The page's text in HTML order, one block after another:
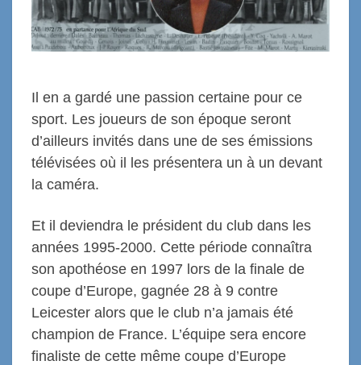
Il en a gardé une passion certaine pour ce
sport. Les joueurs de son époque seront
d’ailleurs invités dans une de ses émissions
télévisées où il les présentera un à un devant
la caméra.
Et il deviendra le président du club dans les
années 1995-2000. Cette période connaîtra
son apothéose en 1997 lors de la finale de
coupe d’Europe, gagnée 28 à 9 contre
Leicester alors que le club n’a jamais été
champion de France. L’équipe sera encore
finaliste de cette même coupe d’Europe